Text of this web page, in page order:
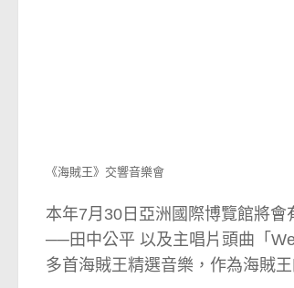
《海賊王》交響音樂會
本年7月30日亞洲國際博覽館將
──田中公平 以及主唱片頭曲「
多首海賊王精選音樂，作為海賊